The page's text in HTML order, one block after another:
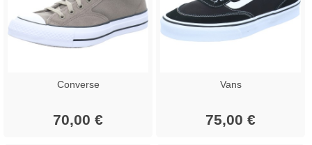
Converse
70,00 €
Vans
75,00 €